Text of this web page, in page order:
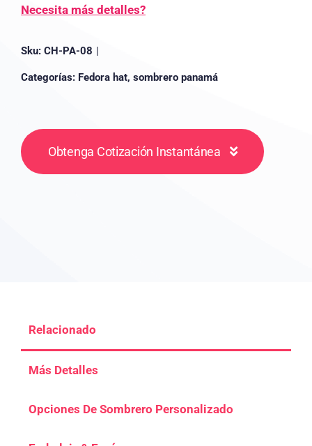
Necesita más detalles?
Sku: CH-PA-08 |
Categorías: Fedora hat, sombrero panamá
Obtenga Cotización Instantánea
Relacionado
Más Detalles
Opciones De Sombrero Personalizado